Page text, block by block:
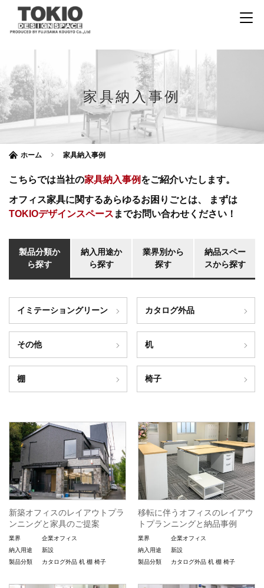
家具納入事例
ホーム 家具納入事例
こちらでは当社の家具納入事例 をご紹介いたします。
オフィス家具に関するあらゆるお困りごとは、
まずは
TOKIOデザインスペース までお問い合わせください！
製品分類か
ら探す
納入用途か
ら探す
業界別から
探す
納品スペー
スから探す
イミテーショングリーン カタログ外品
その他 机
棚 椅子
新築オフィスのレイアウトプラ
ンニングと家具のご提案
業界
企業オフィス
納入用途
新設
製品分類
カタログ外品 机 棚 椅子
移転に伴うオフィスのレイアウ
トプランニングと納品事例
業界
企業オフィス
納入用途
新設
製品分類
カタログ外品 机 棚 椅子